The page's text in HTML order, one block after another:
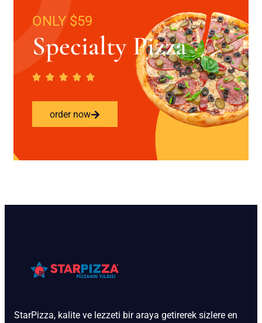
ONLY $59
Specialty Pizza
order now
StarPizza, kalite ve lezzeti bir araya getirerek sizlere en